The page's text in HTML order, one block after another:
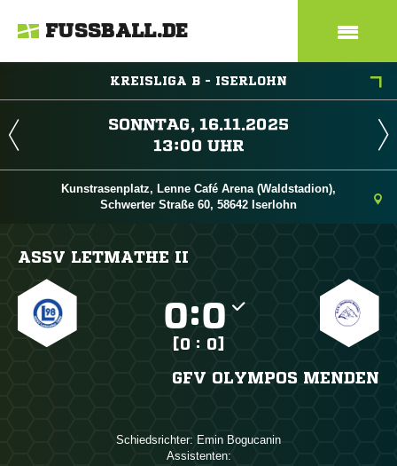
FUSSBALL.DE
KREISLIGA B - ISERLOHN
 
 
Kunstrasenplatz, Lenne Café Arena (Waldstadion),
Schwerter Straße 60, 58642 Iserlohn
ASSV LETMATHE II
:
[0 : 0]
GFV OLYMPOS MENDEN
Schiedsrichter:  
Assistenten: